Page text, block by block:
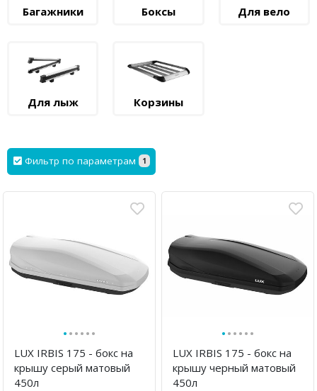
Багажники Боксы Для вело
Для лыж Корзины
Фильтр по параметрам 1
······
LUX IRBIS 175 - бокс на
крышу серый матовый
450л
······
LUX IRBIS 175 - бокс на
крышу черный матовый
450л